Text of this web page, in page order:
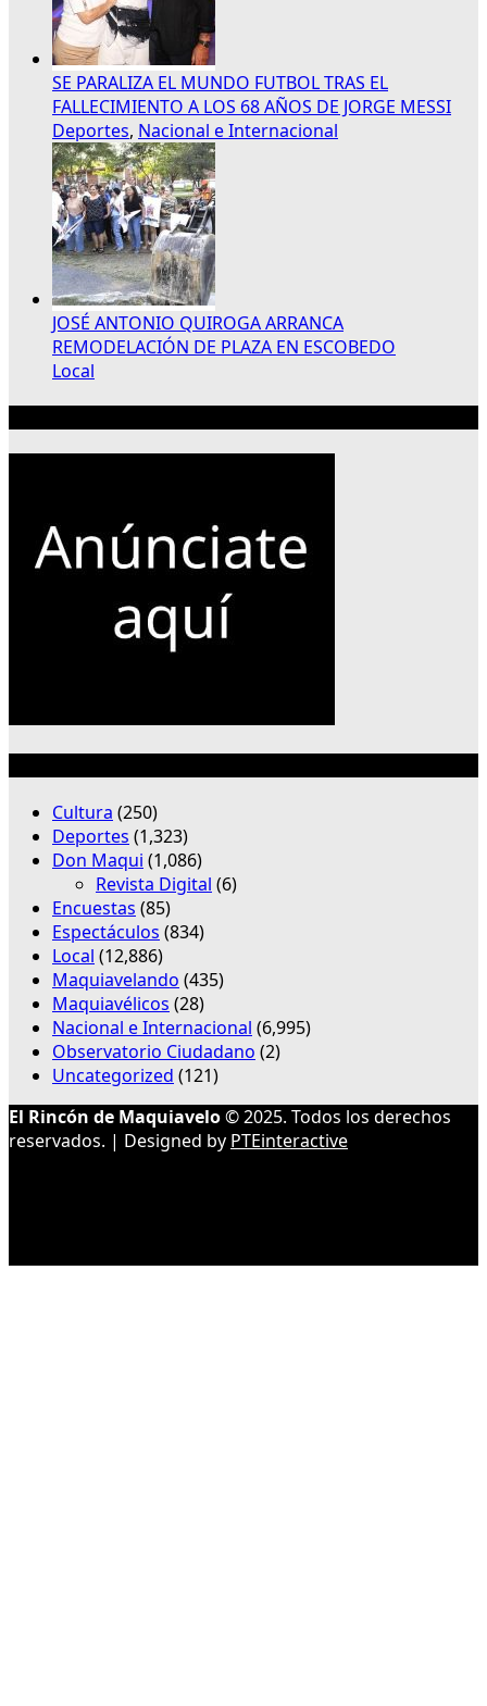
SE PARALIZA EL MUNDO FUTBOL TRAS EL
FALLECIMIENTO A LOS 68 AÑOS DE JORGE MESSI
Deportes, Nacional e Internacional
JOSÉ ANTONIO QUIROGA ARRANCA
REMODELACIÓN DE PLAZA EN ESCOBEDO
Local
Cultura (250)
Deportes (1,323)
Don Maqui (1,086)
Revista Digital (6)
Encuestas (85)
Espectáculos (834)
Local (12,886)
Maquiavelando (435)
Maquiavélicos (28)
Nacional e Internacional (6,995)
Observatorio Ciudadano (2)
Uncategorized (121)
El Rincón de Maquiavelo© 2025. Todos los derechos
reservados. | Designed by PTEinteractive